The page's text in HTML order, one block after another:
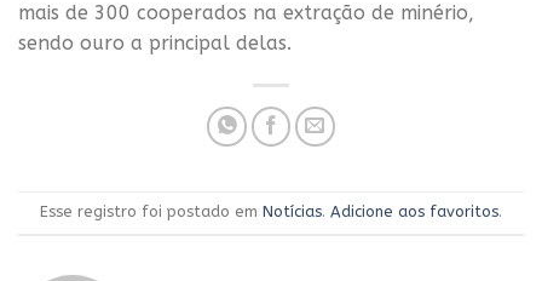
mais de 300 cooperados na extração de minério,
sendo ouro a principal delas.
Esse registro foi postado em Notícias. Adicione aos favoritos.